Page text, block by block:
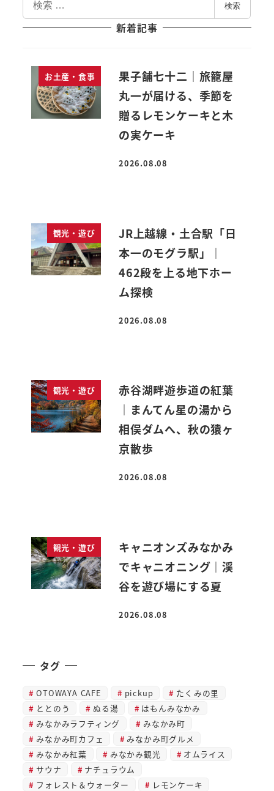
索
検索
新着記事
お土産・食事
果子舗七十二｜旅籠屋
丸一が届ける、季節を
贈るレモンケーキと木
の実ケーキ
投稿日
2026.08.08
観光・遊び
JR上越線・土合駅「日
本一のモグラ駅」｜
462段を上る地下ホー
ム探検
投稿日
2026.08.08
観光・遊び
赤谷湖畔遊歩道の紅葉
｜まんてん星の湯から
相俣ダムへ、秋の猿ヶ
京散歩
投稿日
2026.08.08
観光・遊び
キャニオンズみなかみ
でキャニオニング｜渓
谷を遊び場にする夏
投稿日
2026.08.08
タグ
OTOWAYA CAFE pickup
たくみの里
ととのう
ぬる湯
はもんみなかみ
みなかみラフティング
みなかみ町
みなかみ町カフェ
みなかみ町グルメ
みなかみ紅葉
みなかみ観光
オムライス
サウナ
ナチュラウム
フォレスト＆ウォーター
レモンケーキ